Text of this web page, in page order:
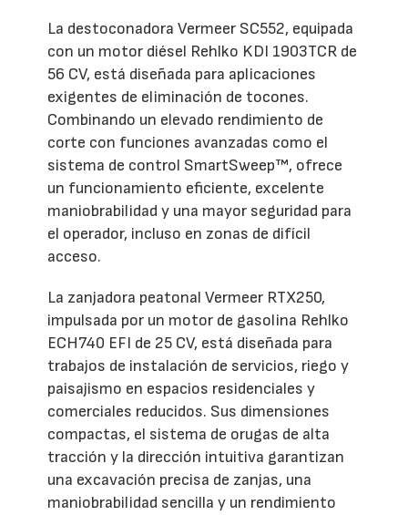
La destoconadora Vermeer SC552, equipada
con un motor diésel Rehlko KDI 1903TCR de
56 CV, está diseñada para aplicaciones
exigentes de eliminación de tocones.
Combinando un elevado rendimiento de
corte con funciones avanzadas como el
sistema de control SmartSweep™, ofrece
un funcionamiento eficiente, excelente
maniobrabilidad y una mayor seguridad para
el operador, incluso en zonas de difícil
acceso.
La zanjadora peatonal Vermeer RTX250,
impulsada por un motor de gasolina Rehlko
ECH740 EFI de 25 CV, está diseñada para
trabajos de instalación de servicios, riego y
paisajismo en espacios residenciales y
comerciales reducidos. Sus dimensiones
compactas, el sistema de orugas de alta
tracción y la dirección intuitiva garantizan
una excavación precisa de zanjas, una
maniobrabilidad sencilla y un rendimiento